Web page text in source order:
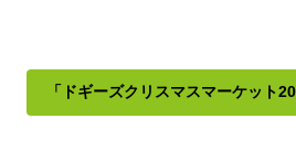
「ドギーズクリスマスマーケット